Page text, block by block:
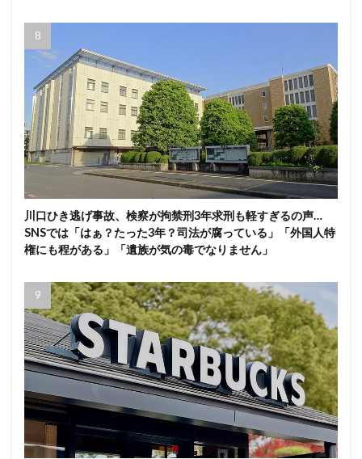
川口ひき逃げ事故、検察が拘禁刑3年求刑も軽すぎるの声…
SNSでは「はぁ？たった3年？司法が腐っている」「外国人特
権にも程がある」「遺族が気の毒でなりません」